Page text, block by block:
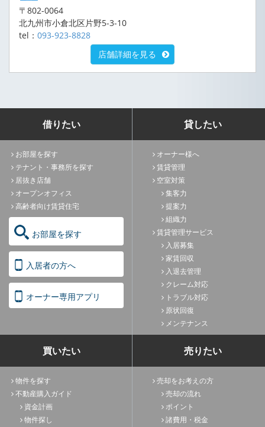
〒802-0064
北九州市小倉北区片野5-3-10
tel： 093-923-8828
店舗詳細を見る
借りたい
お部屋を探す
テナント・事務所を探す
居抜き店舗
オープンオフィス
高齢者向け賃貸住宅
お部屋を探す
入居者の方へ
オーナー専用アプリ
貸したい
オーナー様へ
賃貸管理
空室対策
集客力
提案力
組織力
賃貸管理サービス
入居募集
家賃回収
入退去管理
クレーム対応
トラブル対応
原状回復
メンテナンス
買いたい
物件を探す
不動産購入ガイド
資金計画
物件探し
売りたい
売却をお考えの方
売却の流れ
ポイント
諸費用・税金